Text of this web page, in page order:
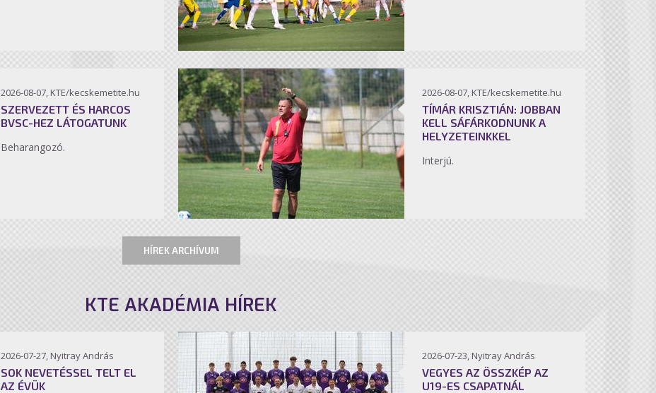
2026-08-07, KTE/kecskemetite.hu
SZERVEZETT ÉS HARCOS
BVSC-HEZ LÁTOGATUNK
Beharangozó.
2026-08-07, KTE/kecskemetite.hu
TÍMÁR KRISZTIÁN: JOBBAN
KELL SÁFÁRKODNUNK A
HELYZETEINKKEL
Interjú.
HÍREK ARCHÍVUM
KTE AKADÉMIA HÍREK
2026-07-27, Nyitray András
SOK NEVETÉSSEL TELT EL
AZ ÉVÜK
2026-07-23, Nyitray András
VEGYES AZ ÖSSZKÉP AZ
U19-ES CSAPATNÁL